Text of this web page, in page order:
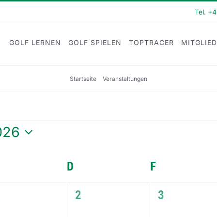
Tel.
GOLF LERNEN GOLF SPIELEN TOPTRACER
Startseite Veranstaltungen
D FFREITAG
0
2
0
3